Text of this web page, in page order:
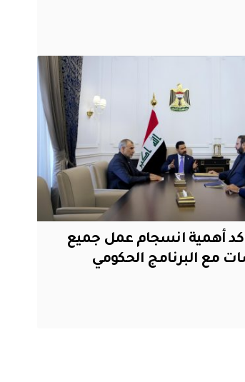
أهمية انسجام عمل جميع
مع البرنامج الحكومي